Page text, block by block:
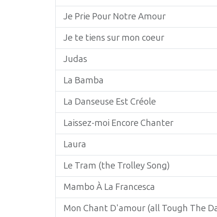
Je Prie Pour Notre Amour
Je te tiens sur mon coeur
Judas
La Bamba
La Danseuse Est Créole
Laissez-moi Encore Chanter
Laura
Le Tram (the Trolley Song)
Mambo À La Francesca
Mon Chant D'amour (all Tough The